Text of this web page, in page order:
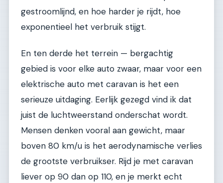
gestroomlijnd, en hoe harder je rijdt, hoe
exponentieel het verbruik stijgt.
En ten derde het terrein — bergachtig
gebied is voor elke auto zwaar, maar voor een
elektrische auto met caravan is het een
serieuze uitdaging. Eerlijk gezegd vind ik dat
juist de luchtweerstand onderschat wordt.
Mensen denken vooral aan gewicht, maar
boven 80 km/u is het aerodynamische verlies
de grootste verbruikser. Rijd je met caravan
liever op 90 dan op 110, en je merkt echt